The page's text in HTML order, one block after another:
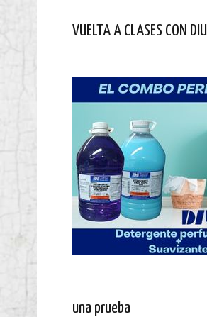
VUELTA A CLASES CON DIU
una prueba